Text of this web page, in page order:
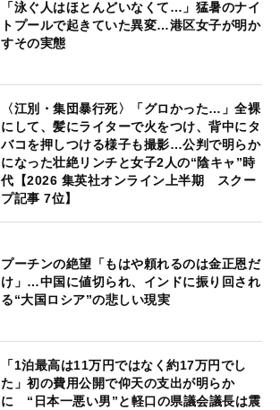
「泳ぐ人はほとんどいなくて…」猛暑のナイ
トプールで起きていた異変…港区女子が明か
すその実態
〈江別・集団暴行死〉「グロかった…」全裸
にして、髪にライターで火をつけ、背中にタ
バコを押しつける様子も撮影…公判で明らか
になった壮絶リンチと女子2人の“陰キャ”時
代【2026 集英社オンライン上半期 スクー
プ記事 7位】
プーチンの絶望「もはや頼れるのは金正恩だ
け」…中国に値切られ、インドに振り回され
る“大国ロシア”の悲しい現実
「1泊最高は11万円ではなく約17万円でし
た」初の費用公開で仰天の支出が明らか
に “日本一悪い男”と軽口の県議会議長は震